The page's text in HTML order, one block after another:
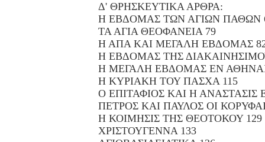
Δ' ΘΡΗΣΚΕΥΤΙΚΑ ΑΡΘΡΑ:
Η ΕΒΔΟΜΑΣ ΤΩΝ ΑΓΙΩΝ ΠΑΘΩΝ
ΤΑ ΑΓΙΑ ΘΕΟΦΑΝΕΙΑ 79
Η ΑΠΑ ΚΑΙ ΜΕΓΑΛΗ ΕΒΔΟΜΑΣ
Η ΕΒΔΟΜΑΣ ΤΗΣ
Η ΜΕΓΑΛΗ ΕΒΔΟΜΑΣ ΕΝ
Η ΚΥΡΙΑΚΗ ΤΟΥ ΠΑΣΧΑ 115
Ο ΕΠΙΤΑΦΙΟΣ ΚΑΙ Η ΑΝΑΣΤΑΣΙΣ
ΠΕΤΡΟΣ ΚΑΙ ΠΑΥΛΟΣ ΟΙ
Η ΚΟΙΜΗΣΙΣ ΤΗΣ ΘΕΟΤΟΚΟΥ 129
ΧΡΙΣΤΟΥΓΕΝΝΑ 133